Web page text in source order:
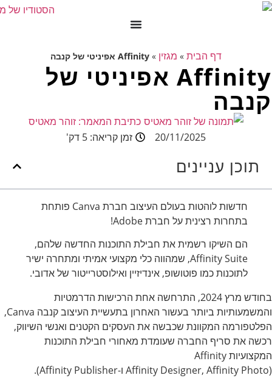
דף הבית » מגזין » Affinity אפיניטי של קנבה
Affinity אפיניטי של
קנבה
כתיבת המאמר: זוהר מאטיס
20/11/2025
זמן קריאה: 5 דק'
תוכן עניינים
חדשות לוהטות בעולם העיצוב חברת Canva פותחת
בתחרות רצינית על חברת Adobe!
הם השיקו רשמית את חבילת התוכנות החדשה שלהם,
Affinity Suite, שמהווה כלי מקצועי אמיתי ומתחרה ישיר
לתוכנות כמו פוטושופ, אינדיזיין ואילוסטרייטור של אדובי.
בחודש מרץ 2024, התרחשה אחת הרכישות הדרמטיות
והמשמעותיות ביותר בעשור האחרון בתעשיית העיצוב קנבה Canva,
הפלטפורמה המקוונת שכבשה את העסקים הקטנים ואנשי השיווק,
רכשה את סריף החברה שעומדת מאחורי חבילת התוכנות
המקצועיות Affinity
(Affinity Designer, Affinity Photo ו-Affinity Publisher).